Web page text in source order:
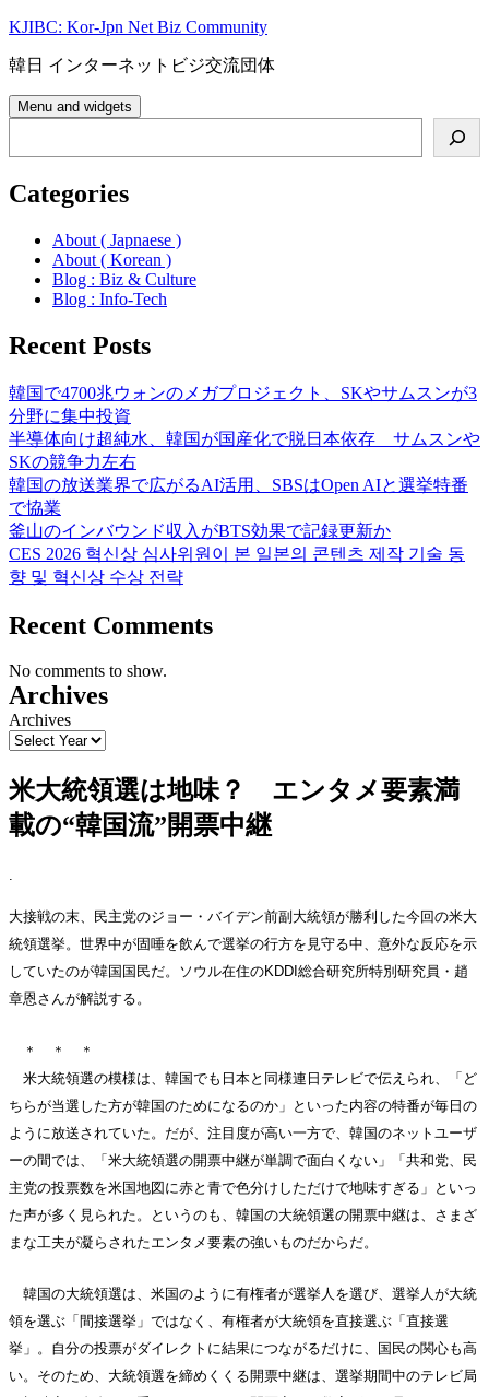
Skip
content
KJIBC: Kor-Jpn Net Biz Community
韓日 インターネットビジ交流団体
Menu and widgets
Categories
About ( Japnaese )
About ( Korean )
Blog : Biz & Culture
Blog : Info-Tech
Recent Posts
韓国で4700兆ウォンのメガプロジェクト、SKやサムスンが3
分野に集中投資
半導体向け超純水、韓国が国産化で脱日本依存 サムスンや
SKの競争力左右
韓国の放送業界で広がるAI活用、SBSはOpen AIと選挙特番
で協業
釜山のインバウンド収入がBTS効果で記録更新か
CES 2026 혁신상 심사위원이 본 일본의 콘텐츠 제작 기술 동
향 및 혁신상 수상 전략
Recent Comments
No comments to show.
Archives
Archives
米大統領選は地味？ エンタメ要素満
載の“韓国流”開票中継
.
大接戦の末、民主党のジョー・バイデン前副大統領が勝利した今回の米大
統領選挙。世界中が固唾を飲んで選挙の行方を見守る中、意外な反応を示
していたのが韓国国民だ。ソウル在住のKDDI総合研究所特別研究員・趙
章恩さんが解説する。
＊ ＊ ＊
米大統領選の模様は、韓国でも日本と同様連日テレビで伝えられ、「ど
ちらが当選した方が韓国のためになるのか」といった内容の特番が毎日の
ように放送されていた。だが、注目度が高い一方で、韓国のネットユーザ
ーの間では、「米大統領選の開票中継が単調で面白くない」「共和党、民
主党の投票数を米国地図に赤と青で色分けしただけで地味すぎる」といっ
た声が多く見られた。というのも、韓国の大統領選の開票中継は、さまざ
まな工夫が凝らされたエンタメ要素の強いものだからだ。
韓国の大統領選は、米国のように有権者が選挙人を選び、選挙人が大統
領を選ぶ「間接選挙」ではなく、有権者が大統領を直接選ぶ「直接選
挙」。自分の投票がダイレクトに結果につながるだけに、国民の関心も高
い。そのため、大統領選を締めくくる開票中継は、選挙期間中のテレビ局